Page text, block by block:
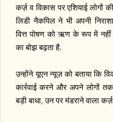
कर्ज़ व विकास पर एशियाई लोगों
लिडी नैकपिल ने भी अपनी
वित्त पोषण को ऋण के रूप में नहीं
का बोझ बढ़ता है.
उन्होंने यूएन न्यूज़ को बताया कि
कार्रवाई करने और अपने लोगों
बड़ी बाधा, उन पर मंडराने वाला